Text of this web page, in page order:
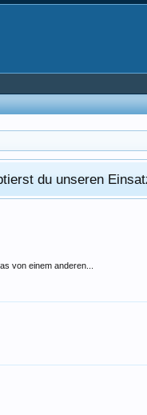
du unseren
von einem anderen...